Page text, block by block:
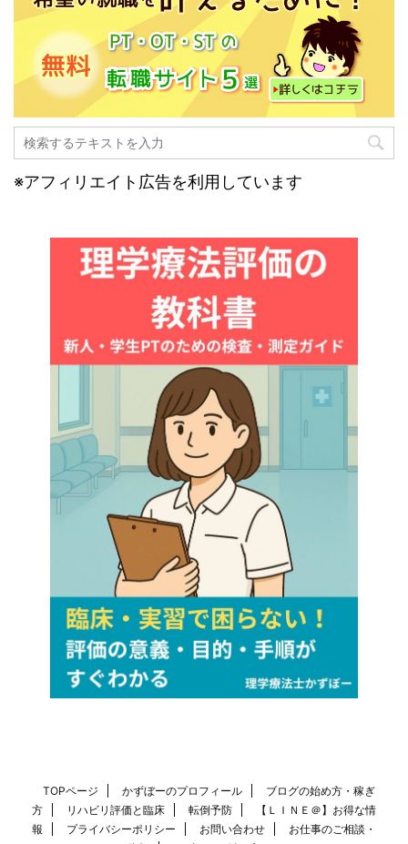
※アフィリエイト広告を利用しています
TOPページ かずぼーのプロフィール
ブログの始め方・稼ぎ
方
リハビリ評価と臨床 転倒予防
【ＬＩＮＥ＠】お得な情
報
プライバシーポリシー お問い合わせ
お仕事のご相談・